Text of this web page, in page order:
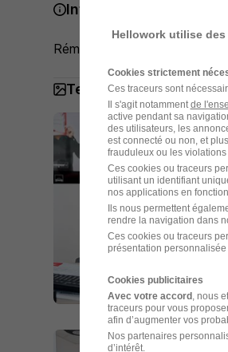
Infos complémentaires
Rémunération : À partir de
Temporis Interim en
Hellowork utilise
Cookies strictement
Ces traceurs sont
Il s'agit notamment de
active pendant sa
des utilisateurs, les
est connecté ou non, et
frauduleux ou les violations
Ces cookies ou traceurs
utilisant un identifiant
nos applications en
Ils nous permettent
rendre la navigation dans
Ces cookies ou traceurs
présentation
Cookies publicitaires
Avec votre accord, nous
traceurs pour vous
afin d’augmenter vos
Nos partenaires
d’intérêt.